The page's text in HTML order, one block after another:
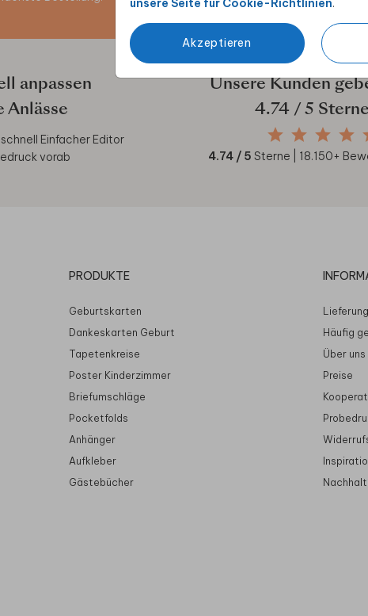
unsere Seite für Cookie-Richtlinien.
Akzeptieren
anpassen
Anlässe
Einfacher Editor
vorab
Unsere Kunden
4.74/ 5 Sterne
4.74 / 5 Sterne | 18.150+
PRODUKTE
Geburtskarten
Dankeskarten Geburt
Tapetenkreise
Poster Kinderzimmer
Briefumschläge
Pocketfolds
Anhänger
Aufkleber
Gästebücher
Lieferung
Häufig
Über uns
Preise